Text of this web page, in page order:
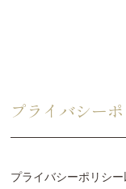
プライバシー
プライバシーポリシ